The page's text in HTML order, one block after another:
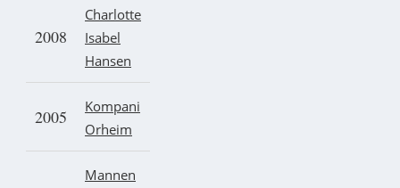
2008
Charlotte
Isabel
Hansen
2005
Kompani
Orheim
Mannen